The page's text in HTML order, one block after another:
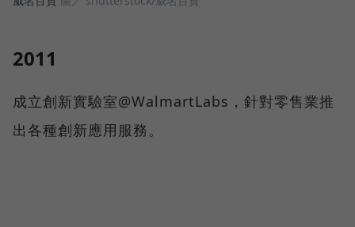
2011
成立創新實驗室@WalmartLabs，針對零售業推
出各種創新應用服務。